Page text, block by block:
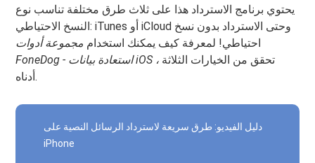
يحتوي برنامج الاسترداد هذا على ثلاث طرق مختلفة تناسب نوع
النسخ الاحتياطي: iTunes أو iCloud وحتى الاسترداد بدون نسخ
احتياطي! لمعرفة كيف يمكنك استخدام مجموعة أدوات
FoneDog - استعادة بيانات iOS ، تحقق من الخيارات الثلاثة
أدناه.
دليل الفيديو: طرق سريعة لاسترداد الرسائل النصية على
iPhone